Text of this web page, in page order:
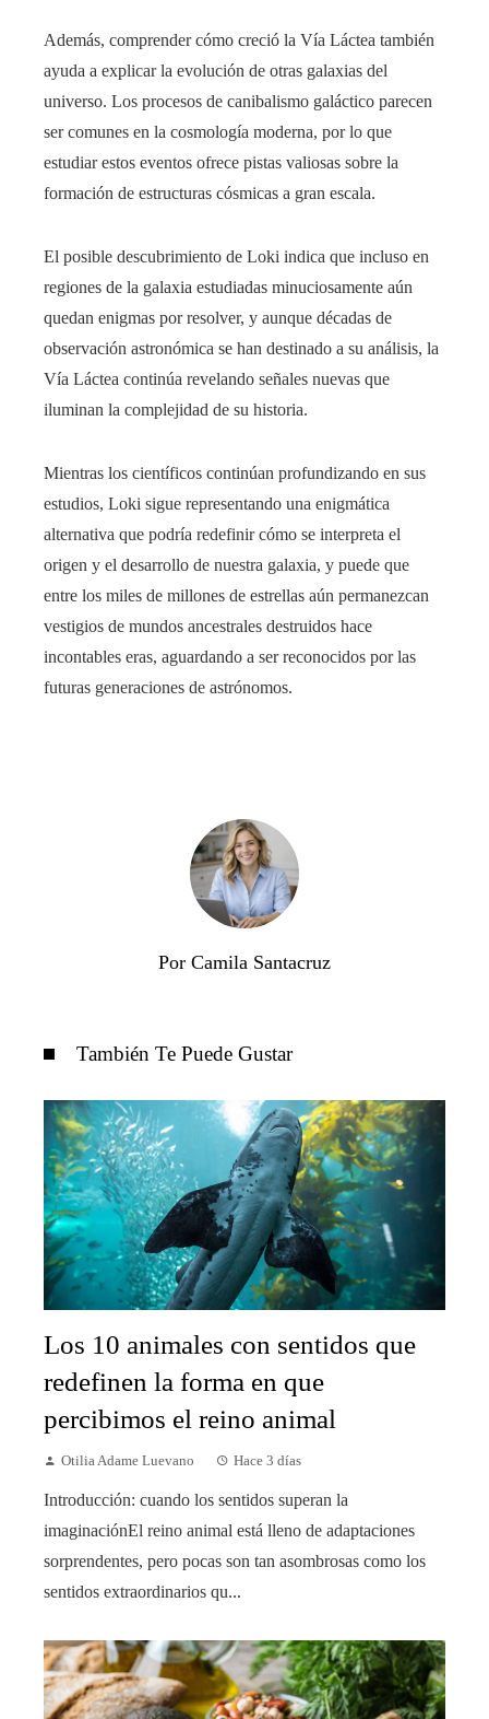
Además, comprender cómo creció la Vía Láctea también
ayuda a explicar la evolución de otras galaxias del
universo. Los procesos de canibalismo galáctico parecen
ser comunes en la cosmología moderna, por lo que
estudiar estos eventos ofrece pistas valiosas sobre la
formación de estructuras cósmicas a gran escala.
El posible descubrimiento de Loki indica que incluso en
regiones de la galaxia estudiadas minuciosamente aún
quedan enigmas por resolver, y aunque décadas de
observación astronómica se han destinado a su análisis, la
Vía Láctea continúa revelando señales nuevas que
iluminan la complejidad de su historia.
Mientras los científicos continúan profundizando en sus
estudios, Loki sigue representando una enigmática
alternativa que podría redefinir cómo se interpreta el
origen y el desarrollo de nuestra galaxia, y puede que
entre los miles de millones de estrellas aún permanezcan
vestigios de mundos ancestrales destruidos hace
incontables eras, aguardando a ser reconocidos por las
futuras generaciones de astrónomos.
Por Camila Santacruz
También Te Puede Gustar
Los 10 animales con sentidos que
redefinen la forma en que
percibimos el reino animal
Otilia Adame Luevano Hace 3 días
Introducción: cuando los sentidos superan la
imaginaciónEl reino animal está lleno de adaptaciones
sorprendentes, pero pocas son tan asombrosas como los
sentidos extraordinarios qu...